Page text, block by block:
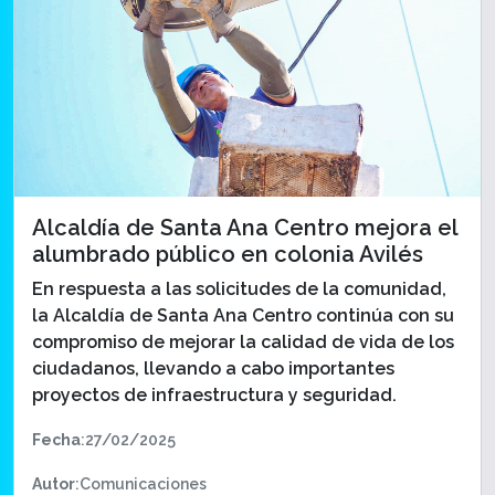
Alcaldía de Santa Ana Centro mejora el
alumbrado público en colonia Avilés
En respuesta a las solicitudes de la comunidad,
la Alcaldía de Santa Ana Centro continúa con su
compromiso de mejorar la calidad de vida de los
ciudadanos, llevando a cabo importantes
proyectos de infraestructura y seguridad.
Fecha:27/02/2025
Autor:Comunicaciones